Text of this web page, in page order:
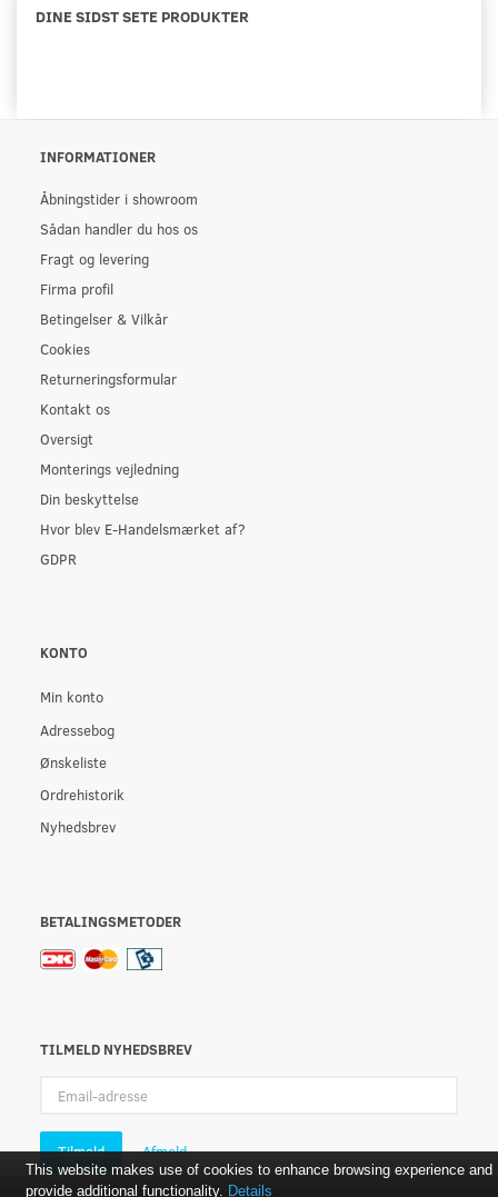
DINE SIDST SETE PRODUKTER
INFORMATIONER
Åbningstider i showroom
Sådan handler du hos os
Fragt og levering
Firma profil
Betingelser & Vilkår
Cookies
Returneringsformular
Kontakt os
Oversigt
Monterings vejledning
Din beskyttelse
Hvor blev E-Handelsmærket af?
GDPR
KONTO
Min konto
Adressebog
Ønskeliste
Ordrehistorik
Nyhedsbrev
BETALINGSMETODER
TILMELD NYHEDSBREV
adresse
Tilmeld Afmeld
This website makes use of cookies to enhance browsing experience and
provide additional functionality. Details